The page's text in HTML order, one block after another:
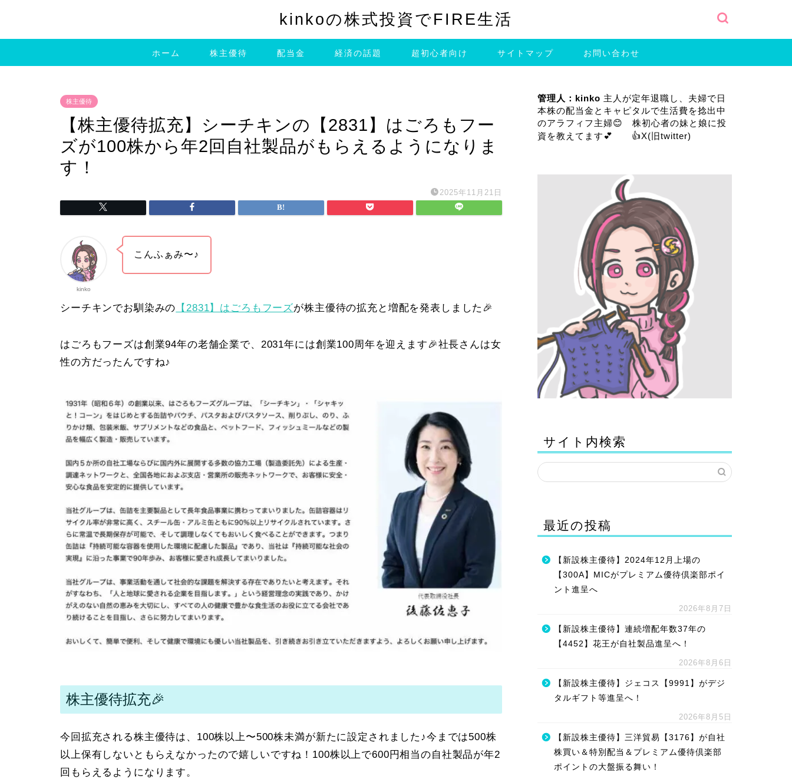
kinkoの株式投資でFIRE生活
ホーム 株主優待 配当金 経済の話題 超初心者向け サイトマップ お問い合わせ
株主優待
【株主優待拡充】シーチキンの【2831】はごろもフー
ズが100株から年2回自社製品がもらえるようになりま
す！
2025年11月21日
kinko
こんふぁみ〜♪
シーチキンでお馴染みの 【2831】はごろもフーズが株主優待の拡充と増配を発表しました🎉
はごろもフーズは創業94年の老舗企業で、2031年には創業100周年を迎えます🎉社長さんは女
性の方だったんですね♪
株主優待拡充🎉
今回拡充される株主優待は、100株以上〜500株未満が新たに設定されました♪今までは500株
以上保有しないともらえなかったので嬉しいですね！100株以上で600円相当の自社製品が年2
回もらえるようになります。
管理人：kinko 主人が定年退職し、夫婦で日
本株の配当金とキャピタルで生活費を捻出中
のアラフィフ主婦😊 株初心者の妹と娘に投
資を教えてます💕 👍X(旧twitter)
サイト内検索
最近の投稿
【新設株主優待】2024年12月上場の
【300A】MICがプレミアム優待倶楽部ポイ
ント進呈へ
2026年8月7日
【新設株主優待】連続増配年数37年の
【4452】花王が自社製品進呈へ！
2026年8月6日
【新設株主優待】ジェコス【9991】がデジ
タルギフト等進呈へ！
2026年8月5日
【新設株主優待】三洋貿易【3176】が自社
株買い＆特別配当＆プレミアム優待倶楽部
ポイントの大盤振る舞い！